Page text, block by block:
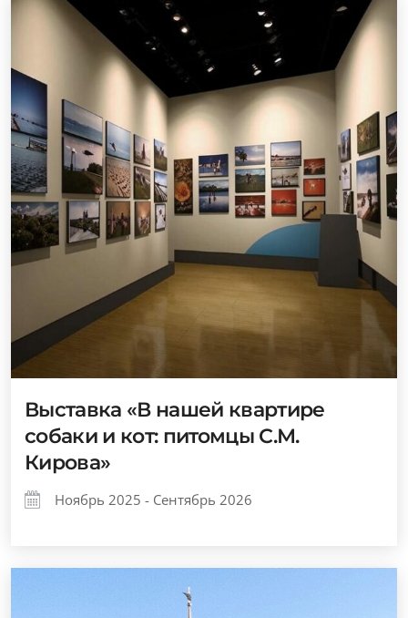
Выставка «В нашей квартире
собаки и кот: питомцы С.М.
Кирова»
Ноябрь 2025 - Сентябрь 2026